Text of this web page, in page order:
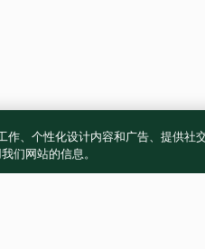
作、个性化设计内容和广告、提供社
们网站的信息。